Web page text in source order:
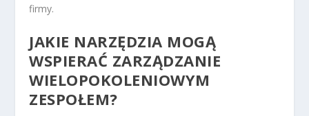
firmy.
JAKIE NARZĘDZIA MOGĄ
WSPIERAĆ ZARZĄDZANIE
WIELOPOKOLENIOWYM
ZESPOŁEM?